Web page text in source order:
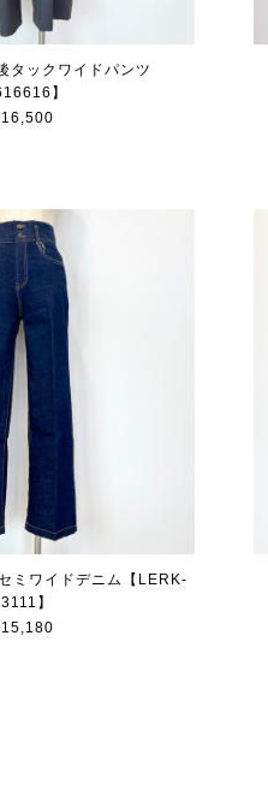
タックワイドパンツ
】
ミワイドデニム【LERK-
】